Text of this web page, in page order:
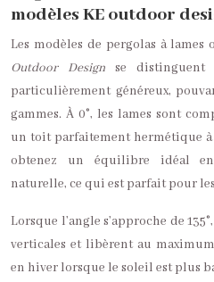
modèles KE outdoor
Les modèles de pergolas à lames
Outdoor Designse distinguent
particulièrement généreux,
gammes. À 0°, les lames sont
un toit parfaitement hermétique à
obtenez un équilibre idéal
naturelle, ce qui est parfait pour
Lorsque l’angle s’approche de
verticales et libèrent au
en hiver lorsque le soleil est plus